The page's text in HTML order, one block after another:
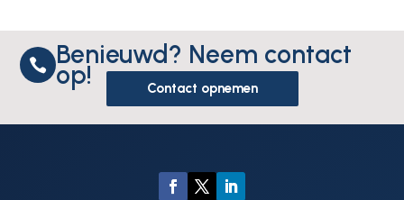
 Benieuwd? Neem contact
op! Contact opnemen